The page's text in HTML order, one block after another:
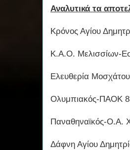
Αναλυτικά τα
Κρόνος Αγίου
Κ.Α.Ο. Μελισσίων-
Ελευθερία
Ολυμπιακός-ΠΑΟΚ
Παναθηναϊκός-Ο.Α.
Δάφνη Αγίου